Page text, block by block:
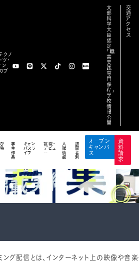
クノ
・
ン
プ
文
部
科
学
大
臣
認
定
「職
業
実
践
専
門
課
程」
学
校
情
報
公
開
交
通
ア
ク
セ
ス
学
生
作
品
キャン
パスラ
イフ
就職・
デビュ
ー
入
試
情
報
訪
問
者
別
オープン
キャンパ
ス
資
料
請
求
ング配信とは、インターネット上の映像や音